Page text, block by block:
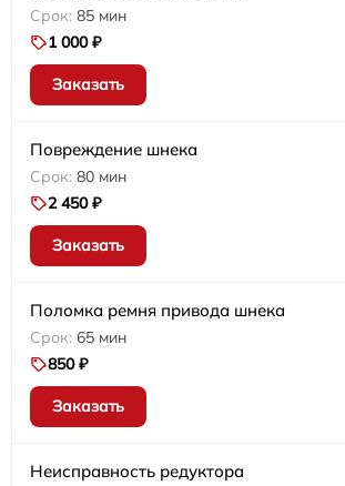
85 мин
1 000 ₽
Заказать
Повреждение шнека
80 мин
2 450 ₽
Заказать
Поломка ремня привода шнека
65 мин
850 ₽
Заказать
Неисправность редуктора